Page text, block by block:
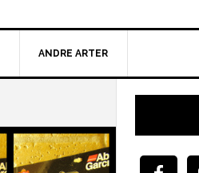
ANDRE ARTER
Hoved